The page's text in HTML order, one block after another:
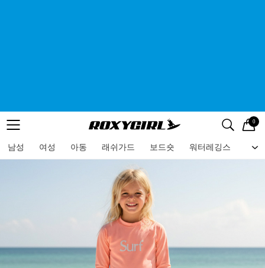
메뉴 검색
로고 0
남성 여성 아동 래쉬가드 보드숏 워터레깅스 비
메뉴